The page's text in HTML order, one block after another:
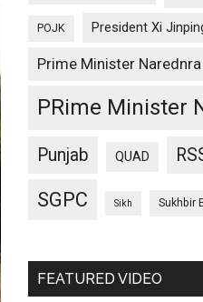
POJK President Xi
Prime Minister
PRime Minister
Punjab QUAD
SGPC Sikh Sukhbir
FEATURED VIDEO